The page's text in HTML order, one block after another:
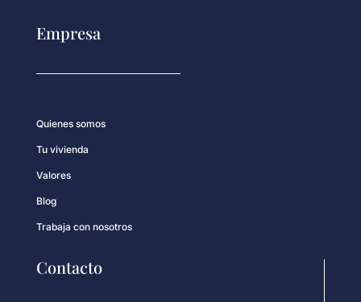
Empresa
Quienes somos
Tu vivienda
Valores
Blog
Trabaja con nosotros
Contacto